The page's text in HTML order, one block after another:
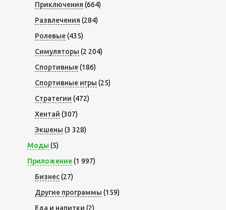
Приключения (664)
Развлечения (284)
Ролевые(435)
Симуляторы (2 204)
Спортивные(186)
Спортивные игры (25)
Стратегии (472)
Хентай (307)
Экшены (3 328)
Моды (5)
Приложение(1 997)
Бизнес(27)
Другие программы (159)
Еда и напитки (2)